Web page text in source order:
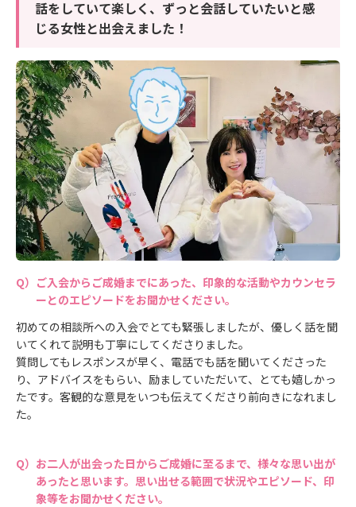
話をしていて楽しく、ずっと会話していたいと感
じる女性と出会えました！
ご入会からご成婚までにあった、印象的な活動やカウンセラ
ーとのエピソードをお聞かせください。
初めての相談所への入会でとても緊張しましたが、優しく話を聞
いてくれて説明も丁寧にしてくださりました。
質問してもレスポンスが早く、電話でも話を聞いてくださった
り、アドバイスをもらい、励ましていただいて、とても嬉しかっ
たです。客観的な意見をいつも伝えてくださり前向きになれまし
た。
お二人が出会った日からご成婚に至るまで、様々な思い出が
あったと思います。思い出せる範囲で状況やエピソード、印
象等をお聞かせください。